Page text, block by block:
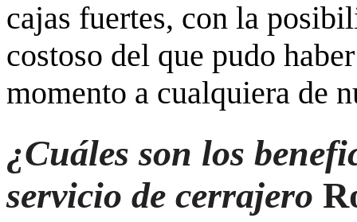
cajas fuertes, con la
costoso del que pudo
momento a cualquiera de
¿Cuáles son los
servicio de cerrajero